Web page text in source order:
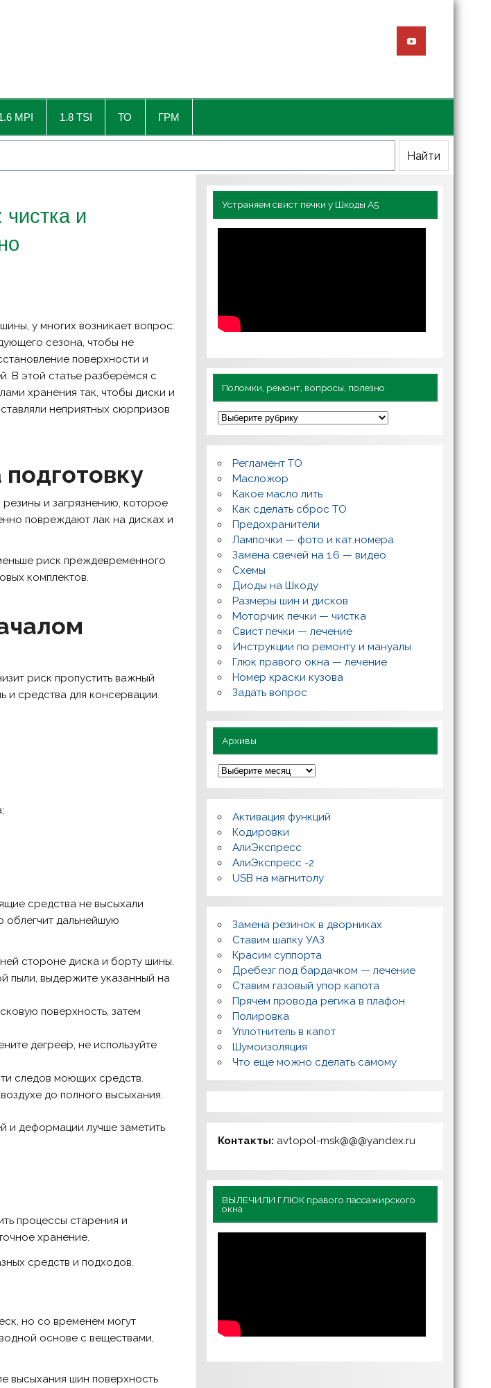
MPI 1.8 TSI ТО ГРМ
и
у многих возникает вопрос:
сезона, чтобы не
поверхности и
В этой статье разберёмся с
хранения так, чтобы диски и
неприятных сюрпризов
и загрязнению, которое
повреждают лак на дисках и
риск преждевременного
комплектов.
риск пропустить важный
и средства для консервации.
средства не высыхали
облегчит дальнейшую
стороне диска и борту шины.
пыли, выдержите указанный на
поверхность, затем
дегрее́р, не используйте
следов моющих средств.
до полного высыхания.
и деформации лучше заметить
процессы старения и
хранение.
средств и подходов.
но со временем могут
основе с веществами,
высыхания шин поверхность
Устраняем свист печки у Шкоды А5
Поломки, ремонт, вопросы, полезно
П
о
л
о
к
и
р
е
м
о
н
т
,
в
о
р
о
ы
,
о
л
з
Регламент ТО
Масложор
Какое масло лить
Как сделать сброс ТО
Предохранители
Лампочки — фото и кат.номера
Замена свечей на 1.6 — видео
Схемы
Диоды на Шкоду
Размеры шин и дисков
Моторчик печки — чистка
Свист печки — лечение
Инструкции по ремонту и мануалы
Глюк правого окна — лечение
Номер краски кузова
Задать вопрос
Архивы
А
р
х
и
ы
Активация функций
Кодировки
АлиЭкспресс
АлиЭкспресс -2
USB на магнитолу
Замена резинок в дворниках
Ставим шапку УАЗ
Красим суппорта
Дребезг под бардачком — лечение
Ставим газовый упор капота
Прячем провода регика в плафон
Полировка
Уплотнитель в капот
Шумоизоляция
Что еще можно сделать самому
Контакты: avtopol-msk@@@yandex.ru
ВЫЛЕЧИЛИ ГЛЮК правого пассажирского
окна